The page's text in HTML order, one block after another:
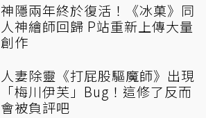
神隱兩年終於復活！《冰菓》同
人神繪師回歸 P站重新上傳大量
創作
人妻除靈《打屁股驅魔師》出現
「梅川伊芙」Bug！這修了反而
會被負評吧